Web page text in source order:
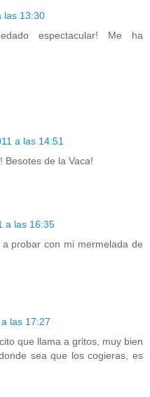
las 13:30
espectacular! Me ha
a las 14:51
Besotes de la Vaca!
a las 16:35
probar con mi mermelada de
las 17:27
que llama a gritos, muy bien
sea que los cogieras, es